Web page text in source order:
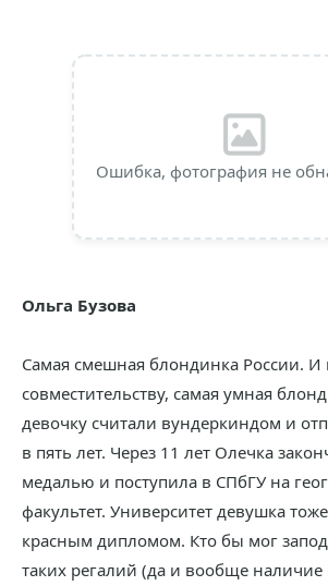
Ошибка, фотография не
Ольга Бузова
Самая смешная блондинка России. И
совместительству, самая умная
девочку считали вундеркиндом и
в пять лет. Через 11 лет Олечка
медалью и поступила в СПбГУ на
факультет. Университет девушка
красным дипломом. Кто бы мог
таких регалий (да и вообще наличие